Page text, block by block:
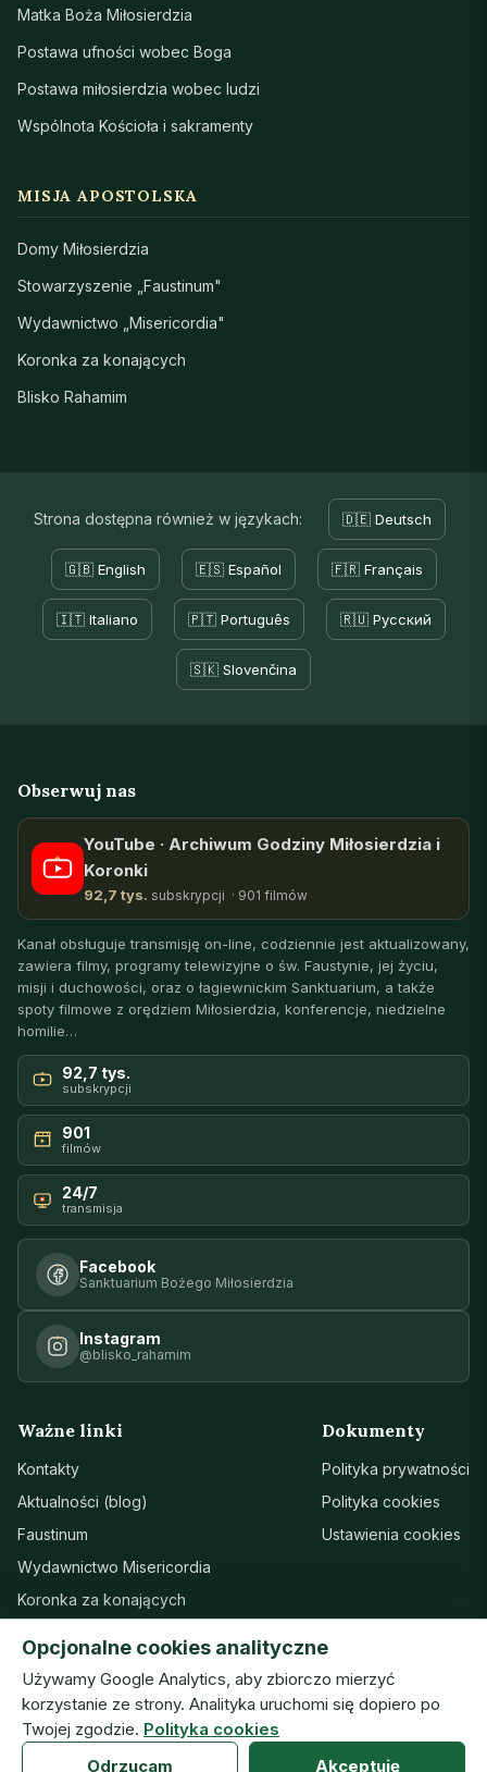
Matka Boża Miłosierdzia
Postawa ufności wobec Boga
Postawa miłosierdzia wobec ludzi
Wspólnota Kościoła i sakramenty
MISJA APOSTOLSKA
Domy Miłosierdzia
Stowarzyszenie „Faustinum"
Wydawnictwo „Misericordia"
Koronka za konających
Blisko Rahamim
Strona dostępna również w językach: 🇩🇪 Deutsch
🇬🇧 English 🇪🇸 Español 🇫🇷 Français
🇮🇹 Italiano 🇵🇹 Português 🇷🇺 Русский
🇸🇰 Slovenčina
Obserwuj nas
YouTube · Archiwum Godziny Miłosierdzia i
Koronki
92,7 tys. subskrypcji · 901 filmów
Kanał obsługuje transmisję on-line, codziennie jest aktualizowany,
zawiera filmy, programy telewizyjne o św. Faustynie, jej życiu,
misji i duchowości, oraz o łagiewnickim Sanktuarium, a także
spoty filmowe z orędziem Miłosierdzia, konferencje, niedzielne
homilie…
92,7 tys.
subskrypcji
901
filmów
24/7
transmisja
Facebook
Sanktuarium Bożego Miłosierdzia
Instagram
@blisko_rahamim
Ważne linki
Kontakty
Aktualności (blog)
Faustinum
Wydawnictwo Misericordia
Koronka za konających
Wsparcie
Dokumenty
Polityka prywatności
Polityka cookies
Ustawienia cookies
© Zgromadzenie Sióstr Matki Bożej Miłosierdzia · ISMM
Opcjonalne cookies analityczne
Używamy Google Analytics, aby zbiorczo mierzyć
korzystanie ze strony. Analityka uruchomi się dopiero po
Twojej zgodzie. Polityka cookies
Odrzucam
Akceptuję